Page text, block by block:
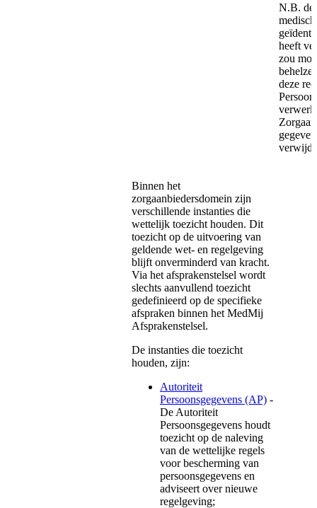
N.B. de
heeft
zou
deze
Binnen het
zorgaanbiedersdomein zijn
verschillende instanties die
wettelijk toezicht houden. Dit
toezicht op de uitvoering van
geldende wet- en regelgeving
blijft onverminderd van kracht.
Via het afsprakenstelsel wordt
slechts aanvullend toezicht
gedefinieerd op de specifieke
afspraken binnen het MedMij
Afsprakenstelsel.
De instanties die toezicht
houden, zijn:
Autoriteit
Persoonsgegevens (AP) -
De Autoriteit
Persoonsgegevens houdt
toezicht op de naleving
van de wettelijke regels
voor bescherming van
persoonsgegevens en
adviseert over nieuwe
regelgeving;